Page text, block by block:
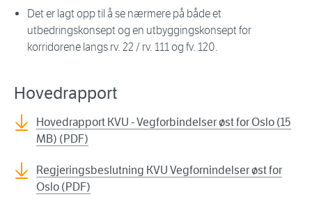
Det er lagt opp til å se nærmere på både et
utbedringskonsept og en utbyggingskonsept for
korridorene langs rv. 22 / rv. 111 og fv. 120.
Hovedrapport
Hovedrapport KVU - Vegforbindelser øst for Oslo (15
MB) (PDF)
Regjeringsbeslutning KVU Vegfornindelser øst for
Oslo (PDF)